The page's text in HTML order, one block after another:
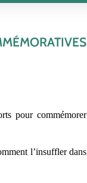
pour commémorer
l’insuffler dans